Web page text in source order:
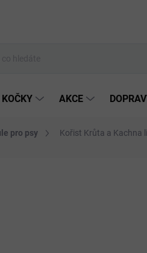
KOČKY AKCE
pro psy Kořist Krůta a Kachna